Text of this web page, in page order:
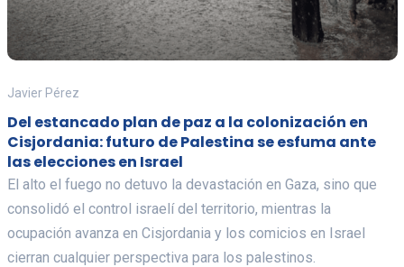
Javier Pérez
Del estancado plan de paz a la colonización en
Cisjordania: futuro de Palestina se esfuma ante
las elecciones en Israel
El alto el fuego no detuvo la devastación en Gaza, sino que
consolidó el control israelí del territorio, mientras la
ocupación avanza en Cisjordania y los comicios en Israel
cierran cualquier perspectiva para los palestinos.